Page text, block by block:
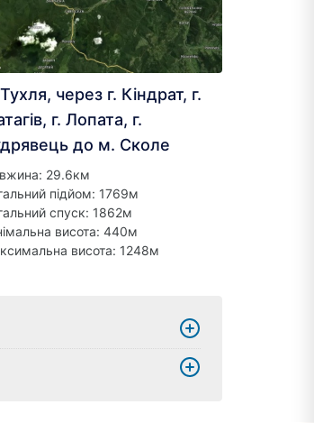
через г. Кіндрат, г.
г. Лопата, г.
до м. Сколе
29.6км
підйом: 1769м
спуск: 1862м
висота: 440м
висота: 1248м